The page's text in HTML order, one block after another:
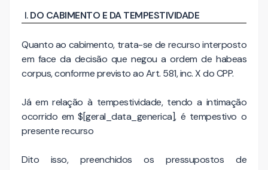
DO CABIMENTO E DA TEMPESTIVIDADE
Quanto ao cabimento, trata-se de recurso interposto
em face da decisão que negou a ordem de habeas
corpus, conforme previsto ao Art. 581, inc. X do CPP.
Já em relação à tempestividade, tendo a intimação
ocorrido em $[geral_data_generica], é tempestivo o
presente recurso
Dito isso, preenchidos os pressupostos de